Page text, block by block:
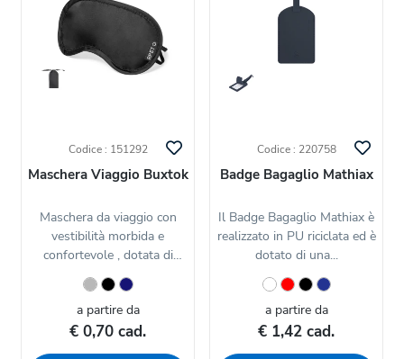
Codice : 151292
Maschera Viaggio Buxtok
Maschera da viaggio con
vestibilità morbida e
confortevole , dotata di
doppio...
a partire da
€ 0,70 cad.
Codice : 220758
Badge Bagaglio Mathiax
Il Badge Bagaglio Mathiax è
realizzato in PU riciclata ed è
dotato di una...
a partire da
€ 1,42 cad.